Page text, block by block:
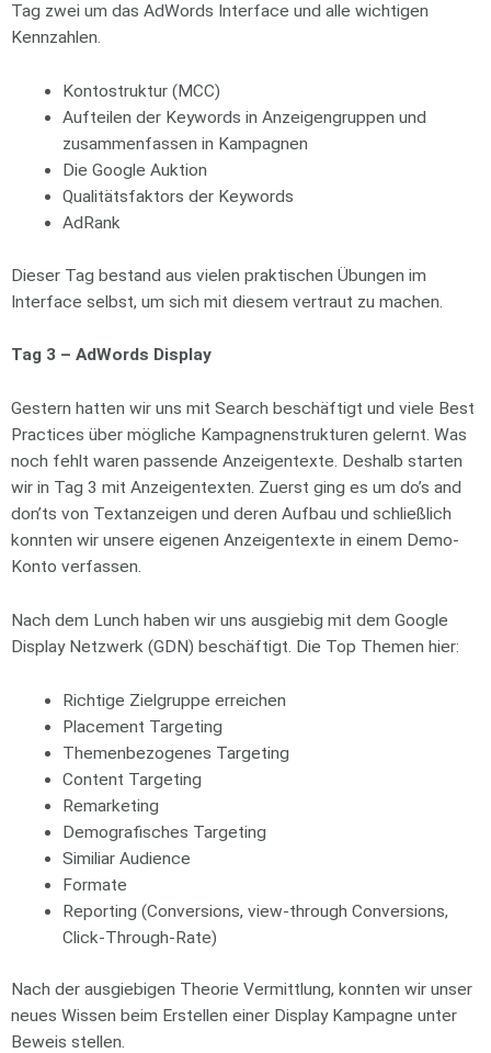
Tag zwei um das AdWords Interface und alle wichtigen
Kennzahlen.
Kontostruktur (MCC)
Aufteilen der Keywords in Anzeigengruppen und
zusammenfassen in Kampagnen
Die Google Auktion
Qualitätsfaktors der Keywords
AdRank
Dieser Tag bestand aus vielen praktischen Übungen im
Interface selbst, um sich mit diesem vertraut zu machen.
Tag 3 – AdWords Display
Gestern hatten wir uns mit Search beschäftigt und viele Best
Practices über mögliche Kampagnenstrukturen gelernt. Was
noch fehlt waren passende Anzeigentexte. Deshalb starten
wir in Tag 3 mit Anzeigentexten. Zuerst ging es um do’s and
don’ts von Textanzeigen und deren Aufbau und schließlich
konnten wir unsere eigenen Anzeigentexte in einem Demo-
Konto verfassen.
Nach dem Lunch haben wir uns ausgiebig mit dem Google
Display Netzwerk (GDN) beschäftigt. Die Top Themen hier:
Richtige Zielgruppe erreichen
Placement Targeting
Themenbezogenes Targeting
Content Targeting
Remarketing
Demografisches Targeting
Similiar Audience
Formate
Reporting (Conversions, view-through Conversions,
Click-Through-Rate)
Nach der ausgiebigen Theorie Vermittlung, konnten wir unser
neues Wissen beim Erstellen einer Display Kampagne unter
Beweis stellen.